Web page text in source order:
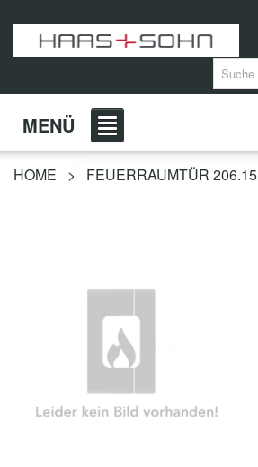
MENÜ
HOME > FEUERRAUMTÜR 206.15